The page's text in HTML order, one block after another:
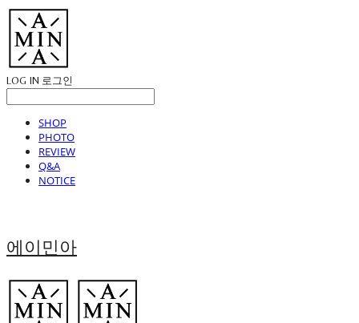
LOG IN 로그인
SHOP
PHOTO
REVIEW
Q&A
NOTICE
에이민아